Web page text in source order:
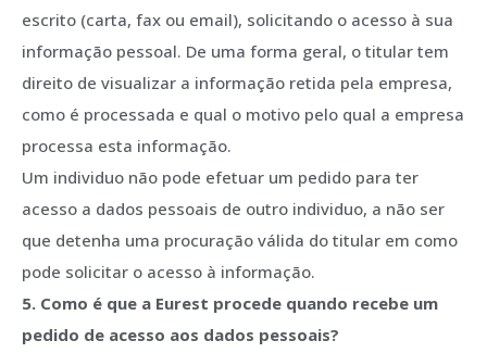
escrito (carta, fax ou email), solicitando o acesso à sua
informação pessoal. De uma forma geral, o titular tem
direito de visualizar a informação retida pela empresa,
como é processada e qual o motivo pelo qual a empresa
processa esta informação.
Um individuo não pode efetuar um pedido para ter
acesso a dados pessoais de outro individuo, a não ser
que detenha uma procuração válida do titular em como
pode solicitar o acesso à informação.
5. Como é que a Eurest procede quando recebe um
pedido de acesso aos dados pessoais?